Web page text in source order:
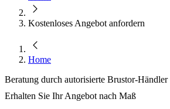
Kostenloses Angebot anfordern
Home
Beratung durch autorisierte Brustor-Händler
Erhalten Sie Ihr Angebot nach Maß